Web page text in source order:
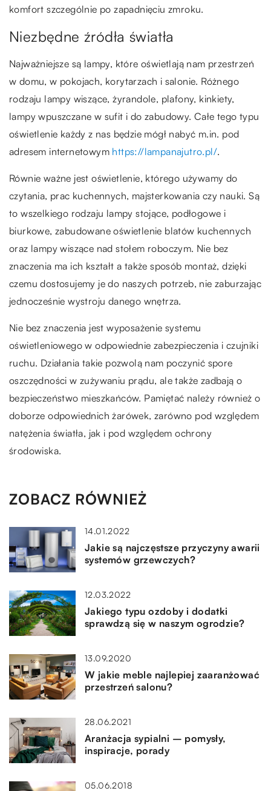
komfort szczególnie po zapadnięciu zmroku.
Niezbędne źródła światła
Najważniejsze są lampy, które oświetlają nam przestrzeń
w domu, w pokojach, korytarzach i salonie. Różnego
rodzaju lampy wiszące, żyrandole, plafony, kinkiety,
lampy wpuszczane w sufit i do zabudowy. Całe tego typu
oświetlenie każdy z nas będzie mógł nabyć m.in. pod
adresem internetowym https://lampanajutro.pl/.
Równie ważne jest oświetlenie, którego używamy do
czytania, prac kuchennych, majsterkowania czy nauki. Są
to wszelkiego rodzaju lampy stojące, podłogowe i
biurkowe, zabudowane oświetlenie blatów kuchennych
oraz lampy wiszące nad stołem roboczym. Nie bez
znaczenia ma ich kształt a także sposób montaż, dzięki
czemu dostosujemy je do naszych potrzeb, nie zaburzając
jednocześnie wystroju danego wnętrza.
Nie bez znaczenia jest wyposażenie systemu
oświetleniowego w odpowiednie zabezpieczenia i czujniki
ruchu. Działania takie pozwolą nam poczynić spore
oszczędności w zużywaniu prądu, ale także zadbają o
bezpieczeństwo mieszkańców. Pamiętać należy również o
doborze odpowiednich żarówek, zarówno pod względem
natężenia światła, jak i pod względem ochrony
środowiska.
ZOBACZ RÓWNIEŻ
14.01.2022
Jakie są najczęstsze przyczyny awarii
systemów grzewczych?
12.03.2022
Jakiego typu ozdoby i dodatki
sprawdzą się w naszym ogrodzie?
13.09.2020
W jakie meble najlepiej zaaranżować
przestrzeń salonu?
28.06.2021
Aranżacja sypialni – pomysły,
inspiracje, porady
05.06.2018